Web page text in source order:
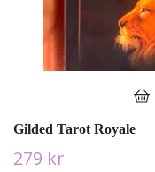
Gilded Tarot Royale
279 kr